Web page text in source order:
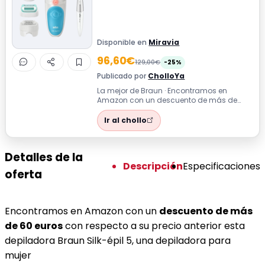
Disponible en Miravia
96,60€129,00€ -25%
Publicado por CholloYa
La mejor de Braun · Encontramos en
Amazon con un descuento de más de
60 euros con respecto a su precio anterior
esta ...
Ir al chollo
Detalles de la
oferta
DescripciónEspecificaciones
Encontramos en Amazon con un descuento de más
de 60 euroscon respecto a su precio anterior esta
depiladora Braun Silk-épil 5, una depiladora para
mujer